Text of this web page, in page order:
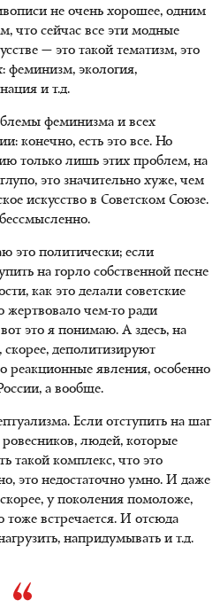
не очень хорошее, одним
что сейчас все эти модные
— это такой тематизм, это
феминизм, экология,
и т.д.
феминизма и всех
конечно, есть это все. Но
только лишь этих проблем, на
это значительно хуже, чем
искусство в Советском Союзе.
это политически; если
на горло собственной песне
как это делали советские
жертвовало чем-то ради
это я понимаю. А здесь, на
скорее, деполитизируют
реакционные явления, особенно
а вообще.
Если отступить на шаг
людей, которые
такой комплекс, что это
это недостаточно умно. И даже
у поколения помоложе,
тоже встречается. И отсюда
напридумывать и т.д.